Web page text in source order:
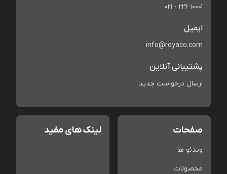
021 - 226 10001
ایمیل
info@royaco.com
پشتیبانی آنلاین
ارسال درخواست جدید
صفحات
ویدئو ها
محصولات
لینک های مفید